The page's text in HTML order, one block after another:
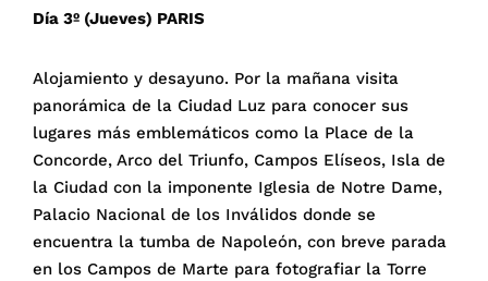
Día 3º (Jueves) PARIS
Alojamiento y desayuno. Por la mañana visita
panorámica de la Ciudad Luz para conocer sus
lugares más emblemáticos como la Place de la
Concorde, Arco del Triunfo, Campos Elíseos, Isla de
la Ciudad con la imponente Iglesia de Notre Dame,
Palacio Nacional de los Inválidos donde se
encuentra la tumba de Napoleón, con breve parada
en los Campos de Marte para fotografiar la Torre